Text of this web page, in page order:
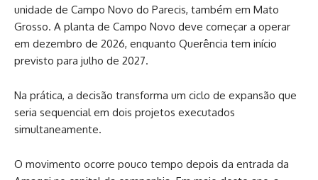
unidade de Campo Novo do Parecis, também em Mato
Grosso. A planta de Campo Novo deve começar a operar
em dezembro de 2026, enquanto Querência tem início
previsto para julho de 2027.
Na prática, a decisão transforma um ciclo de expansão que
seria sequencial em dois projetos executados
simultaneamente.
O movimento ocorre pouco tempo depois da entrada da